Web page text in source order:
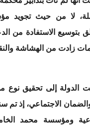
لا من حيث تجويد
بتوسيع الاستفادة من
زادت من الهشاشة
الدولة إلى تحقيق نوع
ومؤسسة محمد